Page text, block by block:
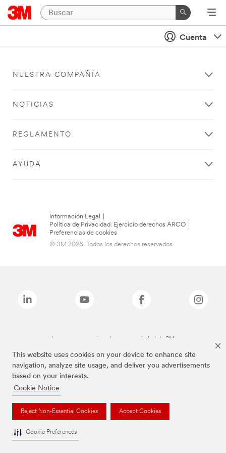
This website uses cookies on your device to enhance site
navigation, analyze site usage, and deliver you advertisements
based on your interests.
Cookie Notice
Reject Non-Essential Cookies Accept Cookies
Cookie Preferences
Cuenta
NUESTRA COMPAÑÍA
NOTICIAS
REGLAMENTO
AYUDA
Información Legal
Política de Privacidad. Ejercicio derechos ARCO
Preferencias de cookies
© 3M 2026. Todos los derechos reservados.
Las marcas mencionadas son propiedad de 3M